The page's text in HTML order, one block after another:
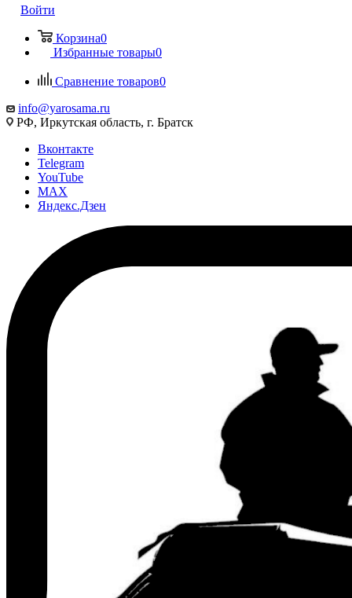
Войти
Корзина0
Избранные товары0
Сравнение товаров0
info@yarosama.ru
РФ, Иркутская область, г. Братск
Вконтакте
Telegram
YouTube
MAX
Яндекс.Дзен